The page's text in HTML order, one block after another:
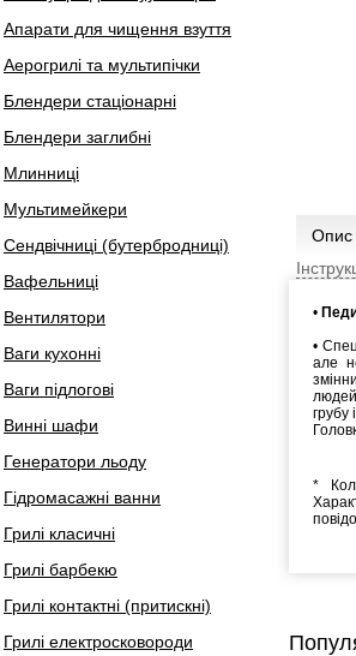
Апарати для чищення взуття
Аерогрилі та мультипічки
Блендери стаціонарні
Блендери заглибні
Млинниці
Мультимейкери
Сендвічниці (бутербродниці)
Вафельниці
Вентилятори
Ваги кухонні
Ваги підлогові
Винні шафи
Генератори льоду
Гідромасажні ванни
Грилі класичні
Грилі барбекю
Грилі контактні (притискні)
Грилі електросковороди
Опис
•
•
але
грубу
*